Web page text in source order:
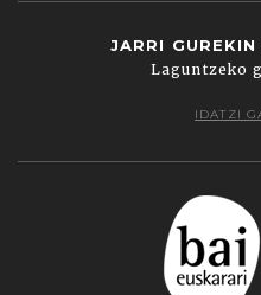
JARRI
Laguntzeko
IDATZI